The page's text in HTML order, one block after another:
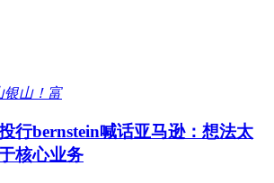
银山！富
行bernstein喊话亚马逊：想法太
核心业务